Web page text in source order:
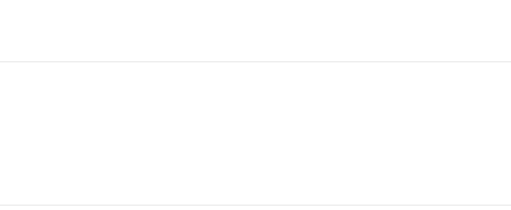
wiki/Espresso_Book_Machine
EBM_Brochure.pdf 즉석으로 책을 인쇄해 제본하는 기계가 있